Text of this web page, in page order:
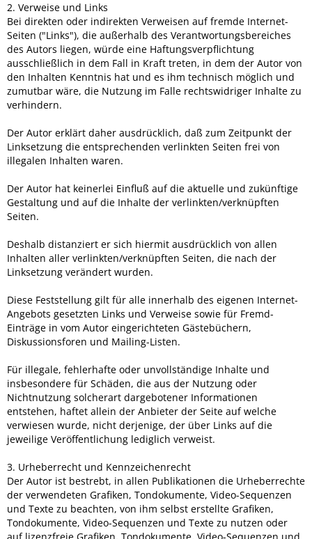
2. Verweise und Links
Bei direkten oder indirekten Verweisen auf fremde Internet-
Seiten ("Links"), die außerhalb des Verantwortungsbereiches
des Autors liegen, würde eine Haftungsverpflichtung
ausschließlich in dem Fall in Kraft treten, in dem der Autor von
den Inhalten Kenntnis hat und es ihm technisch möglich und
zumutbar wäre, die Nutzung im Falle rechtswidriger Inhalte zu
verhindern.
Der Autor erklärt daher ausdrücklich, daß zum Zeitpunkt der
Linksetzung die entsprechenden verlinkten Seiten frei von
illegalen Inhalten waren.
Der Autor hat keinerlei Einfluß auf die aktuelle und zukünftige
Gestaltung und auf die Inhalte der verlinkten/verknüpften
Seiten.
Deshalb distanziert er sich hiermit ausdrücklich von allen
Inhalten aller verlinkten/verknüpften Seiten, die nach der
Linksetzung verändert wurden.
Diese Feststellung gilt für alle innerhalb des eigenen Internet-
Angebots gesetzten Links und Verweise sowie für Fremd-
Einträge in vom Autor eingerichteten Gästebüchern,
Diskussionsforen und Mailing-Listen.
Für illegale, fehlerhafte oder unvollständige Inhalte und
insbesondere für Schäden, die aus der Nutzung oder
Nichtnutzung solcherart dargebotener Informationen
entstehen, haftet allein der Anbieter der Seite auf welche
verwiesen wurde, nicht derjenige, der über Links auf die
jeweilige Veröffentlichung lediglich verweist.
3. Urheberrecht und Kennzeichenrecht
Der Autor ist bestrebt, in allen Publikationen die Urheberrechte
der verwendeten Grafiken, Tondokumente, Video-Sequenzen
und Texte zu beachten, von ihm selbst erstellte Grafiken,
Tondokumente, Video-Sequenzen und Texte zu nutzen oder